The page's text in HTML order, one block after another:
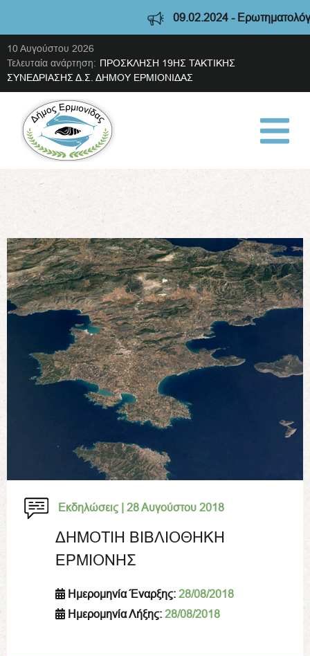
09.02.2024 - Ερωτηματολόγιο
10 Αυγούστου 2026
Τελευταία ανάρτηση: ΠΡΟΣΚΛΗΣΗ 19ΗΣ ΤΑΚΤΙΚΗΣ
ΣΥΝΕΔΡΙΑΣΗΣ Δ.Σ. ΔΗΜΟΥ ΕΡΜΙΟΝΙΔΑΣ
Εκδηλώσεις | 28 Αυγούστου 2018
ΔΗΜΟΤΙΗ ΒΙΒΛΙΟΘΗΚΗ
ΕΡΜΙΟΝΗΣ
Ημερομηνία Έναρξης: 28/08/2018
Ημερομηνία Λήξης: 28/08/2018